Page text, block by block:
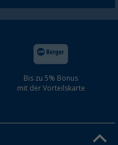
Bis zu 5% Bonus
mit der Vorteilskarte